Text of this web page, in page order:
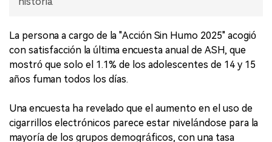
La persona a cargo de la "Acción Sin Humo 2025" acogió
con satisfacción la última encuesta anual de ASH, que
mostró que solo el 1.1% de los adolescentes de 14 y 15
años fuman todos los días.
Una encuesta ha revelado que el aumento en el uso de
cigarrillos electrónicos parece estar nivelándose para la
mayoría de los grupos demográficos, con una tasa